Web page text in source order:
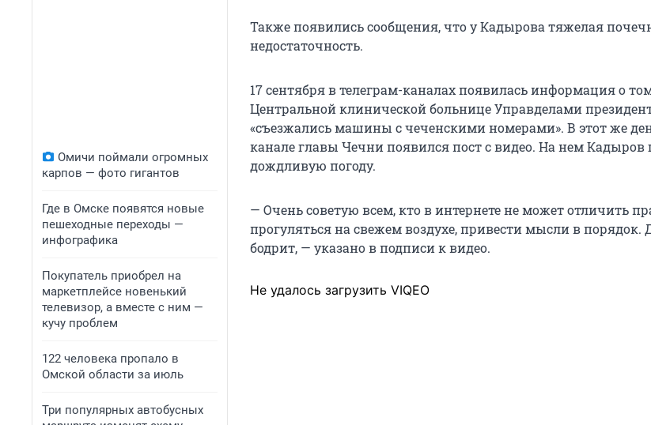
Омичи поймали огромных
карпов — фото гигантов
Где в Омске появятся новые
пешеходные переходы —
инфографика
Покупатель приобрел на
маркетплейсе новенький
телевизор, а вместе с ним —
кучу проблем
122 человека пропало в
Омской области за июль
Три популярных автобусных
Также появились сообщения, что у Кадырова тяжелая
недостаточность.
17 сентября в телеграм-каналах появилась информация о
Центральной клинической больнице Управделами
«съезжались машины с чеченскими номерами». В этот же
канале главы Чечни появился пост с видео. На нем Кадыров
дождливую погоду.
— Очень советую всем, кто в интернете не может отличить
прогуляться на свежем воздухе, привести мысли в порядок.
бодрит, — указано в подписи к видео.
Не удалось загрузить VIQEO